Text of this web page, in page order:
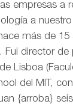
empresas a
a
más de
Fui director
Lisboa
del MIT,
{arroba}